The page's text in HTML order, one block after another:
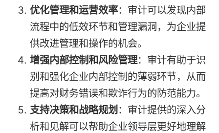
优化管理和运营效率：审计可以发现内部
流程中的低效环节和管理漏洞，为企业提
供改进管理和操作的机会。
增强内部控制和风险管理：审计有助于识
别和强化企业内部控制的薄弱环节，从而
提高对财务错误和欺诈行为的防范能力。
支持决策和战略规划 ：审计提供的深入分
析和见解可以帮助企业领导层更好地理解